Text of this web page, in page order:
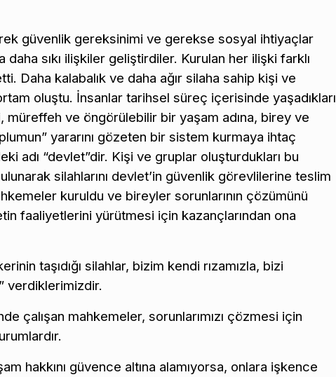
güvenlik gereksinimi ve gerekse sosyal ihtiyaçlar
daha sıkı ilişkiler geliştirdiler. Kurulan her ilişki farklı
Daha kalabalık ve daha ağır silaha sahip kişi ve
ortam oluştu. İnsanlar tarihsel süreç içerisinde yaşadıkları
müreffeh ve öngörülebilir bir yaşam adına, birey ve
yararını gözeten bir sistem kurmaya ihtaç
adı “devlet”dir. Kişi ve gruplar oluşturdukları bu
silahlarını devlet’in güvenlik görevlilerine teslim
kuruldu ve bireyler sorunlarının çözümünü
faaliyetlerini yürütmesi için kazançlarından ona
taşıdığı silahlar, bizim kendi rızamızla, bizi
verdiklerimizdir.
çalışan mahkemeler, sorunlarımızı çözmesi için
hakkını güvence altına alamıyorsa, onlara işkence